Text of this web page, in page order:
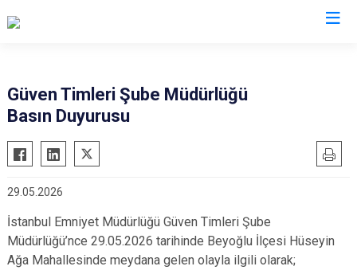
Güven Timleri Şube Müdürlüğü
Basın Duyurusu
29.05.2026
İstanbul Emniyet Müdürlüğü Güven Timleri Şube
Müdürlüğü’nce 29.05.2026 tarihinde Beyoğlu İlçesi Hüseyin
Ağa Mahallesinde meydana gelen olayla ilgili olarak;